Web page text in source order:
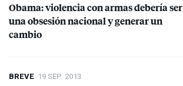
Obama: violencia con armas debería ser
una obsesión nacional y generar un
cambio
BREVE 19 SEP. 2013